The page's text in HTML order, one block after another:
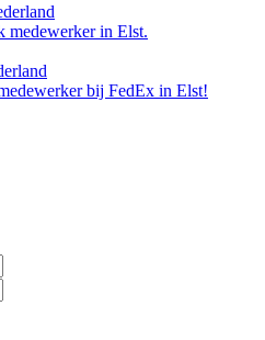
medewerker in Elst.
bij FedEx in Elst!